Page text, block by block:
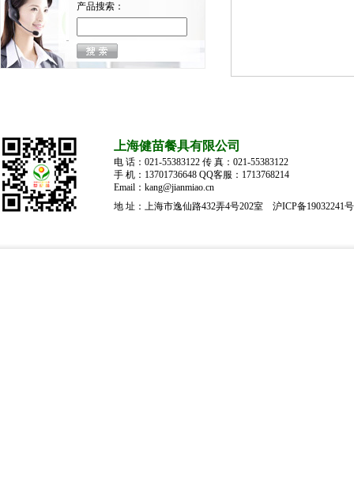
产品搜索：
上海健苗餐具有限公司
电 话：021-55383122 传 真：021-55383122
手 机：13701736648 QQ客服：1713768214
Email：kang@jianmiao.cn
地 址：上海市逸仙路432弄4号202室 沪ICP备19032241